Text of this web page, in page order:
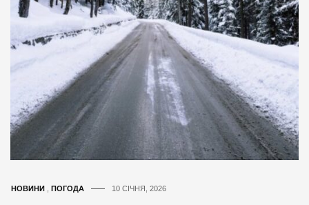
НОВИНИ ПОГОДА 10 СІЧНЯ, 2026